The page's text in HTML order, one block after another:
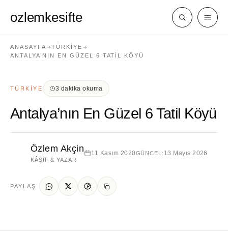
ozlemkesifte
ANASAYFA
TÜRKIYE
ANTALYA’NIN EN GÜZEL 6 TATIL KÖYÜ
TÜRKIYE 3 dakika okuma
Antalya’nın En Güzel 6 Tatil Köyü
Özlem Akçin
KÂŞIF & YAZAR
11 Kasım 2020GÜNCEL: 13 Mayıs 2026
PAYLAŞ